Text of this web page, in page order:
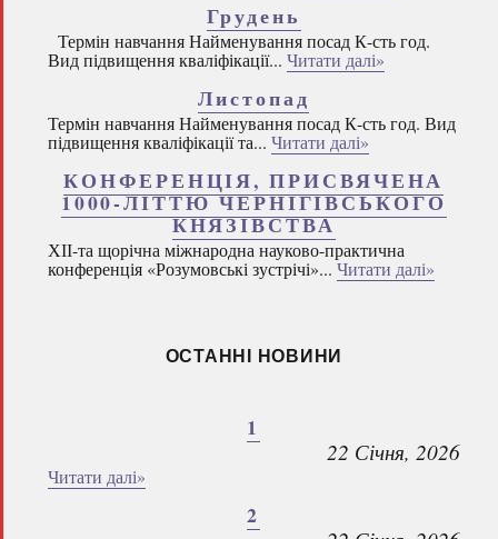
Грудень
Термін навчання Найменування посад К-сть год.
Вид підвищення кваліфікації... Читати далі»
Листопад
Термін навчання Найменування посад К-сть год. Вид
підвищення кваліфікації та... Читати далі»
КОНФЕРЕНЦІЯ, ПРИСВЯЧЕНА
1000-ЛІТТЮ ЧЕРНІГІВСЬКОГО
КНЯЗІВСТВА
ХІІ-та щорічна міжнародна науково-практична
конференція «Розумовські зустрічі»... Читати далі»
ОСТАННІ НОВИНИ
1
22 Січня, 2026
Читати далі»
2